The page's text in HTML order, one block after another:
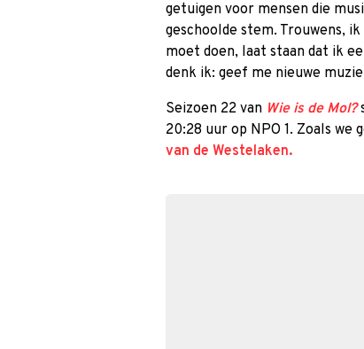
getuigen voor mensen die
geschoolde stem. Trouwens,
moet doen, laat staan dat ik
denk ik: geef me nieuwe
Seizoen 22 van Wie is de Mol?
20:28 uur op NPO 1. Zoals we
van de Westelaken.